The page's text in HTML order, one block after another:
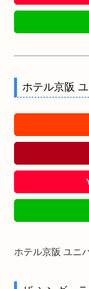
ホテル京阪
ホテル京阪 ユニ